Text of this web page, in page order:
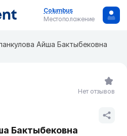
Columbus
Местоположение
Айша Бактыбековна
Бактыбековна
Нет отзывов